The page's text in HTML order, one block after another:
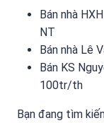
Bán nhà
NT
Bán nhà Lê
Bán KS
100tr/th
Bạn đang tìm